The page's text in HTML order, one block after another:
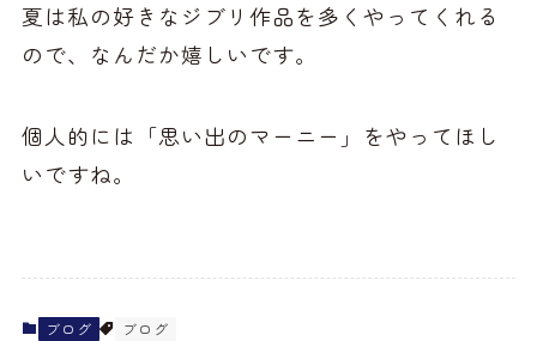
夏は私の好きなジブリ作品を多くやってくれる
ので、なんだか嬉しいです。
個人的には「思い出のマーニー」をやってほし
いですね。
ブログ ブログ